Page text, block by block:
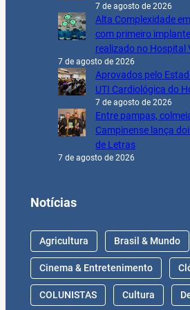
7 de agosto de 2026
Alta Complexidade
com primeiro
realizado no Hospital
7 de agosto de 2026
Aprovados pelo
UTI Cardiológica do
7 de agosto de 2026
Entre pampas,
Campinense lança
de Letras
7 de agosto de 2026
Notícias
Agricultura Brasil & Mundo
Cinema & Entretenimento
COLUNISTAS Cultura